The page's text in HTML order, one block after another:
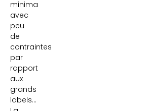
minima
avec
peu
de
contraintes
par
rapport
aux
grands
labels…